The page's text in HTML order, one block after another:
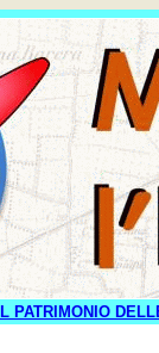
IL PATRIMONIO